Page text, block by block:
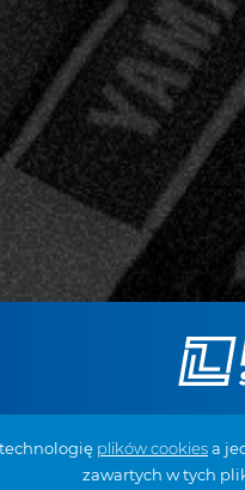
plików cookiesa
zawartych w tych
Żabiec 94